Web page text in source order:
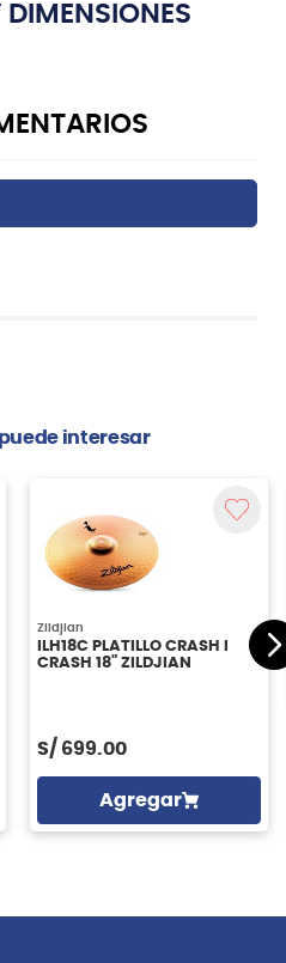
interesar
Zildjian
ILH18C PLATILLO CRASH I
CRASH 18" ZILDJIAN
S/ 699.00
Agregar